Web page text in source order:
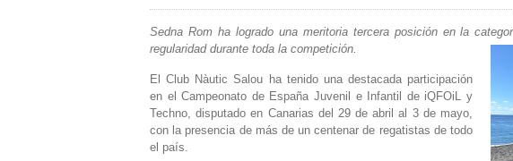
Sedna Rom ha logrado una meritoria tercera posición en la
regularidad durante toda la competición.
El Club Nàutic Salou ha tenido una destacada participación
en el Campeonato de España Juvenil e Infantil de iQFOiL y
Techno, disputado en Canarias del 29 de abril al 3 de mayo,
con la presencia de más de un centenar de regatistas de todo
el país.